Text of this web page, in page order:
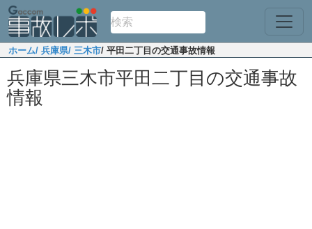
ホーム/ 兵庫県/ 三木市/ 平田二丁目の交通事故情報
兵庫県三木市平田二丁目の交通事故
情報